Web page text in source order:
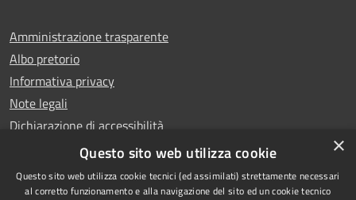
Amministrazione trasparente
Albo pretorio
Informativa privacy
Note legali
Dichiarazione di accessibilità
Whistleblowing
×
Questo sito web utilizza cookie
Questo sito web utilizza cookie tecnici (ed assimilati) strettamente necessari
al corretto funzionamento e alla navigazione del sito ed un cookie tecnico